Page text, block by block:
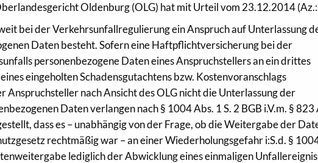
Oldenburg (OLG) hat mit Urteil vom 23.12.2014
bei der Verkehrsunfallregulierung ein Anspruch auf Unterlassung
Daten besteht. Sofern eine Haftpflichtversicherung bei der
personenbezogene Daten eines Anspruchstellers an ein drittes
eingeholten Schadensgutachtens bzw. Kostenvoranschlags
Anspruchsteller nach Ansicht des OLG nicht die Unterlassung der
Daten verlangen nach § 1004 Abs. 1 S. 2 BGB i.V.m. § 823
dass es – unabhängig von der Frage, ob die Weitergabe der
rechtmäßig war – an einer Wiederholungsgefahr i:S.d. §
lediglich der Abwicklung eines einmaligen